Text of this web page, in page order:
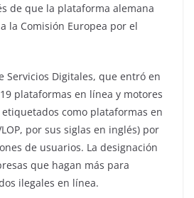
de que la plataforma alemana
la Comisión Europea por el
Servicios Digitales, que entró en
plataformas en línea y motores
como plataformas en
por sus siglas en inglés) por
de usuarios. La designación
que hagan más para
ilegales en línea.